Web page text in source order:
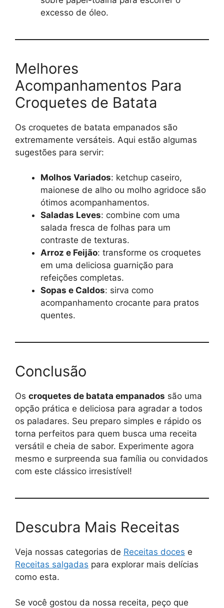
excesso de óleo.
Melhores
Acompanhamentos Para
Croquetes de Batata
Os croquetes de batata empanados são
extremamente versáteis. Aqui estão algumas
sugestões para servir:
Molhos Variados: ketchup caseiro,
maionese de alho ou molho agridoce são
ótimos acompanhamentos.
Saladas Leves: combine com uma
salada fresca de folhas para um
contraste de texturas.
Arroz e Feijão: transforme os croquetes
em uma deliciosa guarnição para
refeições completas.
Sopas e Caldos: sirva como
acompanhamento crocante para pratos
quentes.
Conclusão
Os croquetes de batata empanados são uma
opção prática e deliciosa para agradar a todos
os paladares. Seu preparo simples e rápido os
torna perfeitos para quem busca uma receita
versátil e cheia de sabor. Experimente agora
mesmo e surpreenda sua família ou convidados
com este clássico irresistível!
Descubra Mais Receitas
Veja nossas categorias de Receitas doces e
Receitas salgadas para explorar mais delícias
como esta.
Se você gostou da nossa receita, peço que